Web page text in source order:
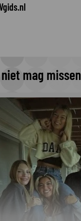
mag missen